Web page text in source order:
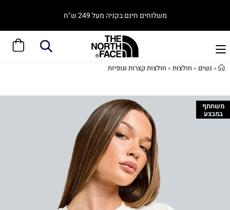
משלוחים חינם בקניה מעל 249 ש"ח
» נשים » חולצות» חולצות קצרות וגופיות
משתתף
במבצע